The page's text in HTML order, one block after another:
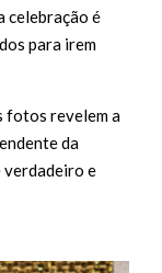
celebração é
para irem
fotos revelem a
da
verdadeiro e